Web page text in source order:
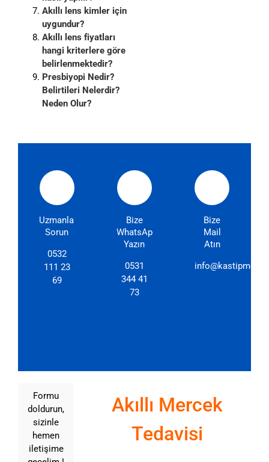
Akıllı lens kimler için
uygundur?
Akıllı lens fiyatları
hangi kriterlere göre
belirlenmektedir?
Presbiyopi Nedir?
Belirtileri Nelerdir?
Neden Olur?
Uzmanlarımıza
Sorun
0532
111 23
69
Bize
WhatsApp'dan
Yazın
0531
344 41
73
Bize
Mail
Atın
Formu
doldurun,
sizinle
hemen
iletişime
Akıllı Mercek
Tedavisi